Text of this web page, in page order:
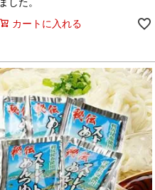
カートに入れる